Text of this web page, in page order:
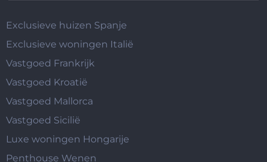
Exclusieve huizen Spanje
Exclusieve woningen Italië
Vastgoed Frankrijk
Vastgoed Kroatië
Vastgoed Mallorca
Vastgoed Sicilië
Luxe woningen Hongarije
Penthouse Wenen